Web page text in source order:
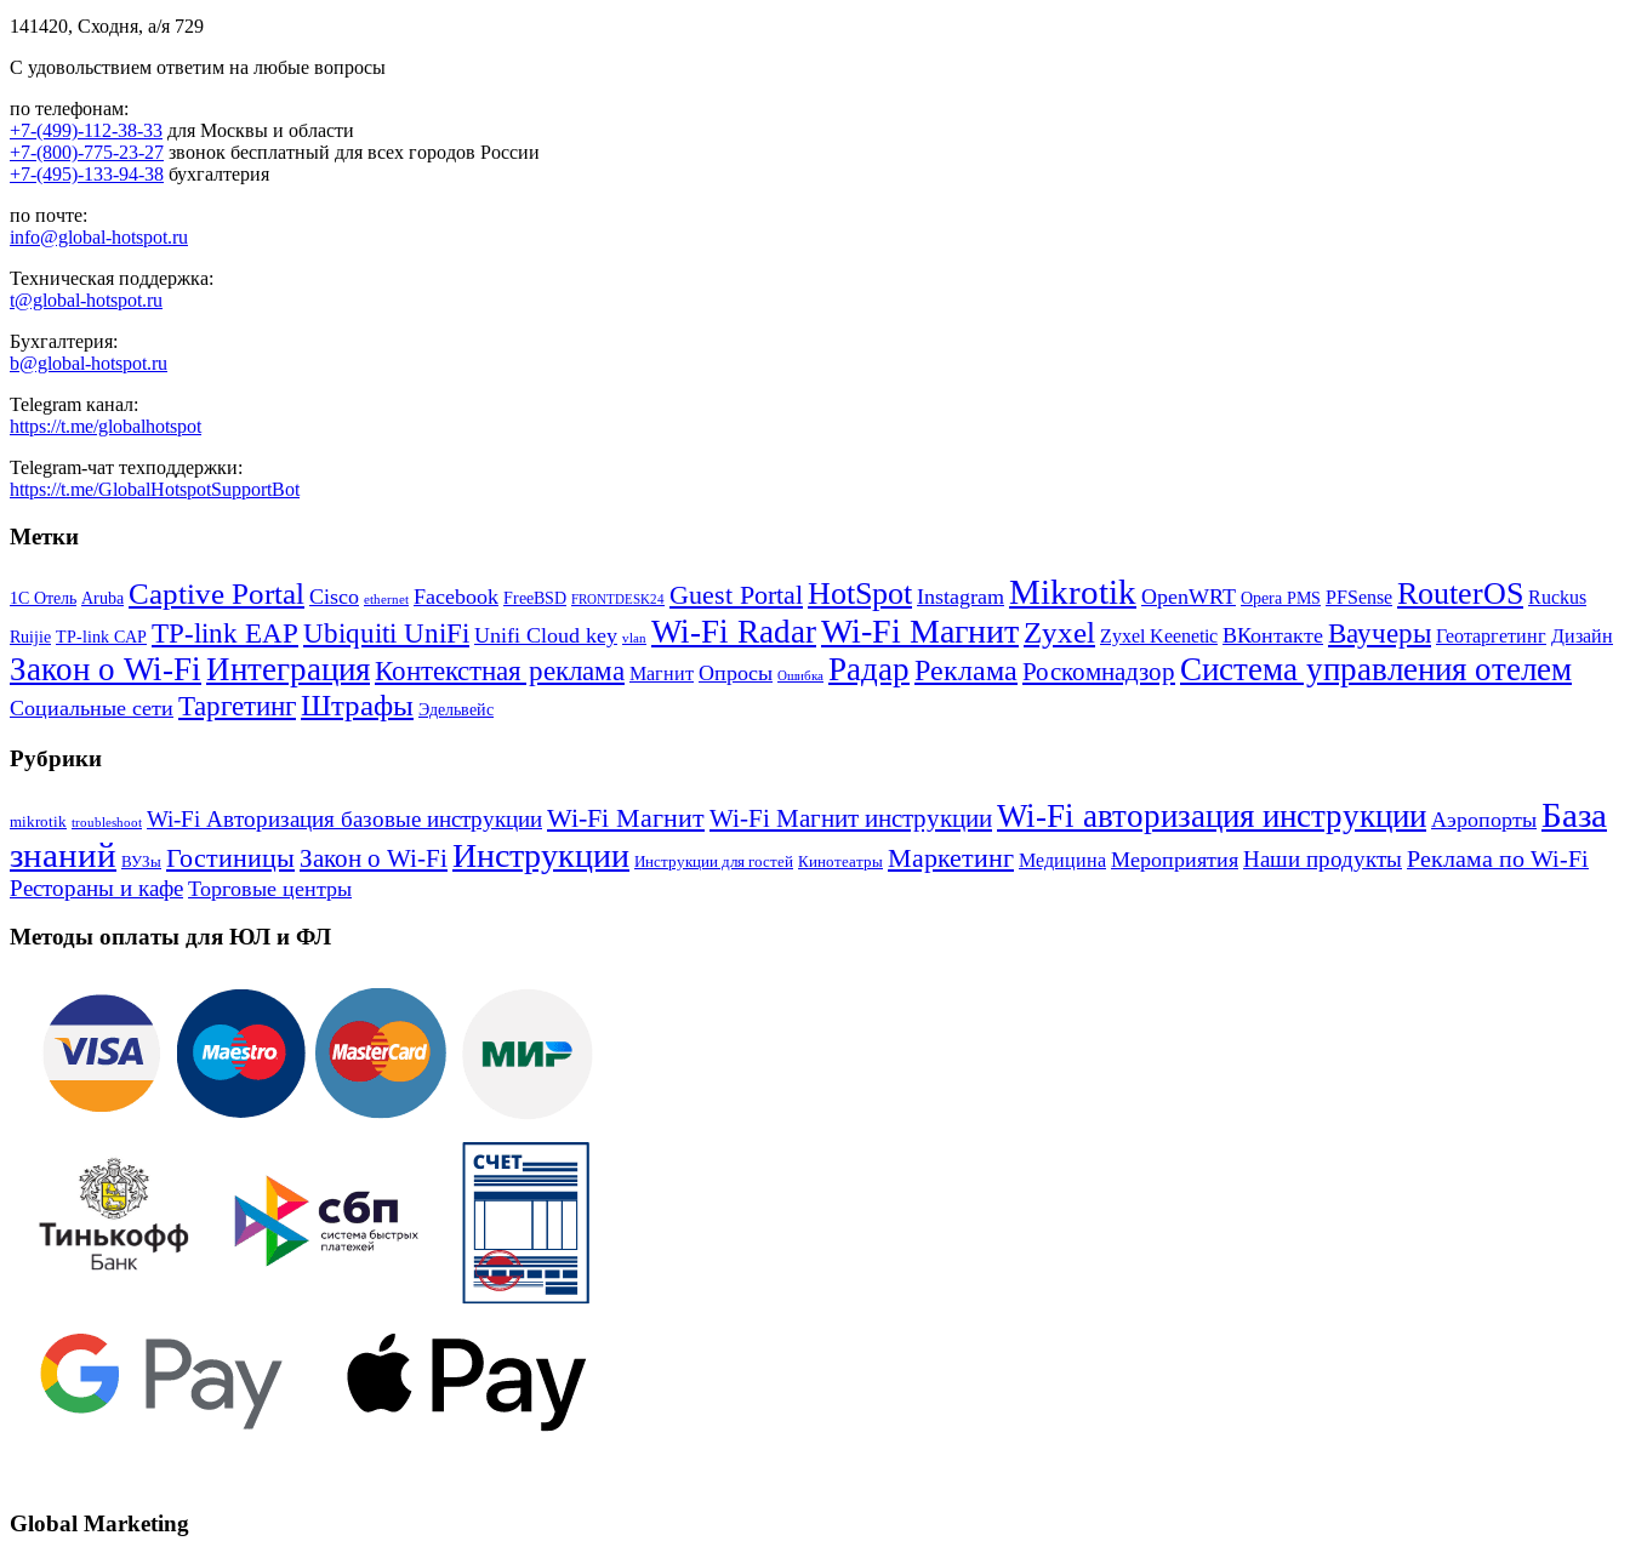
141420, Сходня, а/я 729
С удовольствием ответим на любые вопросы
по телефонам:
+7-(499)-112-38-33 для Москвы и области
+7-(800)-775-23-27 звонок бесплатный для всех городов России
+7-(495)-133-94-38 бухгалтерия
по почте:
info@global-hotspot.ru
Техническая поддержка:
t@global-hotspot.ru
Бухгалтерия:
b@global-hotspot.ru
Telegram канал:
https://t.me/globalhotspot
Telegram-чат техподдержки:
https://t.me/GlobalHotspotSupportBot
Метки
1С Отель Aruba Captive Portal Cisco ethernet Facebook FreeBSD FRONTDESK24 Guest PortalHotSpot Instagram Mikrotik OpenWRT Opera PMS PFSense RouterOS Ruckus
Ruijie TP-link CAP TP-link EAP Ubiquiti UniFi Unifi Cloud key vlan Wi-Fi RadarWi-Fi МагнитZyxel Zyxel Keenetic ВКонтакте Ваучеры Геотаргетинг Дизайн
Закон о Wi-FiИнтеграцияКонтекстная реклама Магнит Опросы Ошибка РадарРеклама Роскомнадзор Система управления отелем
Социальные сети ТаргетингШтрафы Эдельвейс
Рубрики
mikrotik troubleshoot Wi-Fi Авторизация базовые инструкцииWi-Fi МагнитWi-Fi Магнит инструкцииWi-Fi авторизация инструкции Аэропорты База
знаний ВУЗы Гостиницы Закон о Wi-Fi Инструкции Инструкции для гостей Кинотеатры Маркетинг Медицина Мероприятия Наши продуктыРеклама по Wi-Fi
Рестораны и кафе Торговые центры
Методы оплаты для ЮЛ и ФЛ
Global Marketing